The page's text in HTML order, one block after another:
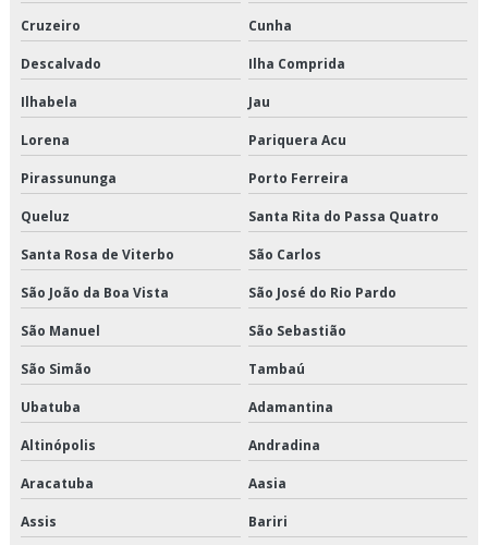
Transportadora de alimentos perecíveis
Transportadora de alimentos sp
Transportadora de carga fracionada em sp
Transportadora de carga refrigerada
Transportadora de carga refrigerada sp
Transportadora de cargas fracionadas
Transportadora de produtos alimentícios
Transportadora de produtos congelados
Transportadora de produtos refrigerados
Transportadora fracionado
Transportadora fracionado são paulo
Cruzeiro Cunha
Descalvado Ilha Comprida
Ilhabela Jau
Lorena Pariquera Acu
Pirassununga Porto Ferreira
Queluz Santa Rita do Passa Quatro
Santa Rosa de Viterbo São Carlos
São João da Boa Vista São José do Rio Pardo
São Manuel São Sebastião
São Simão Tambaú
Ubatuba Adamantina
Altinópolis Andradina
Aracatuba Aasia
Assis Bariri